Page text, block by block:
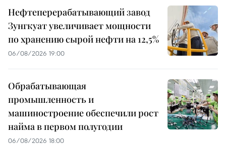
Нефтеперерабатывающий завод
Зунгкуат увеличивает мощности
по хранению сырой нефти на 12,5%
06/08/2026 19:00
Обрабатывающая
промышленность и
машиностроение обеспечили рост
найма в первом полугодии
06/08/2026 18:00